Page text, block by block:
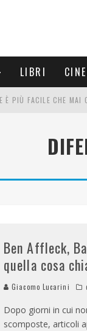
LIBRI
È PIÙ FACILE CHE MAI
Ben Affleck,
quella cosa
Giacomo Lucarini
Dopo giorni in cui
scomposte, articoli